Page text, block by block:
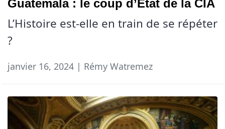
Guatemala : le coup d’État de la CIA
L’Histoire est-elle en train de se répéter
?
janvier 16, 2024 | Rémy Watremez